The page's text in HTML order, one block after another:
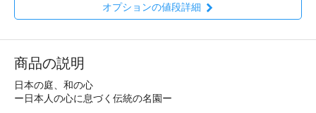
オプションの値段詳細
商品の説明
日本の庭、和の心
ー日本人の心に息づく伝統の名園ー